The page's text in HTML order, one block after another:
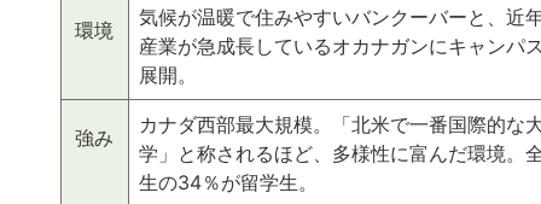
環境
気候が温暖で住みやすいバンクーバーと、近
産業が急成長しているオカナガンにキャンパ
展開。
強み
カナダ西部最大規模。「北米で一番国際的な
学」と称されるほど、多様性に富んだ環境。
生の34％が留学生。